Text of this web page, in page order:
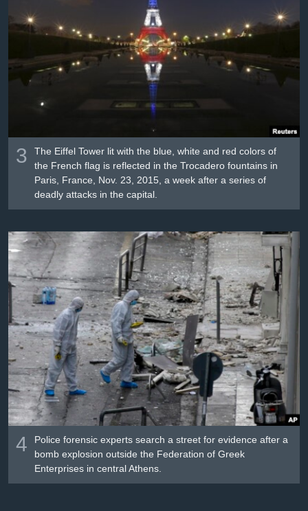
3
The Eiffel Tower lit with the blue, white and red colors of
the French flag is reflected in the Trocadero fountains in
Paris, France, Nov. 23, 2015, a week after a series of
deadly attacks in the capital.
4
Police forensic experts search a street for evidence after a
bomb explosion outside the Federation of Greek
Enterprises in central Athens.